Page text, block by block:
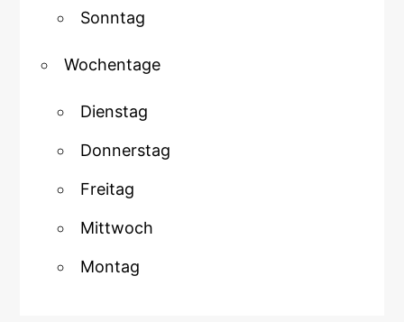
Sonntag
Wochentage
Dienstag
Donnerstag
Freitag
Mittwoch
Montag